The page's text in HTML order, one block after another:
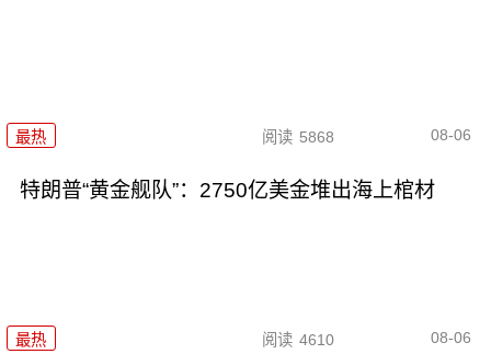
最热 阅读 5868 08-06
特朗普“黄金舰队”：2750亿美金堆出海上棺材
最热 阅读 4610 08-06